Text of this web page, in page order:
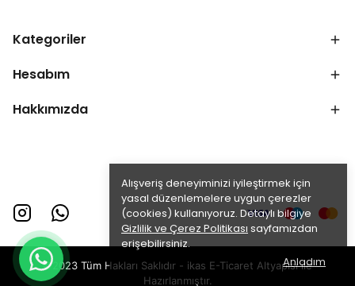
Alışveriş deneyiminizi iyileştirmek için
yasal düzenlemelere uygun çerezler
(cookies) kullanıyoruz. Detaylı bilgiye
Gizlilik ve Çerez Politikası sayfamızdan
erişebilirsiniz.
Anladım
Kategoriler
Hesabım
Hakkımızda
©2023 Tüm Hakları Saklıdır - ikas E-Ticaret Altyapısı ile
Hazırlanmıştır.